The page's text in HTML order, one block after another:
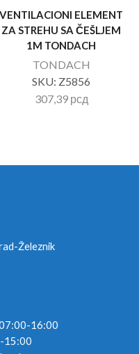
VENTILACIONI ELEMENT
ZA STREHU SA ČEŠLJEM
1M TONDACH
TONDACH
SKU: Z5856
307,39 рсд
Železnik
16:00
15:00